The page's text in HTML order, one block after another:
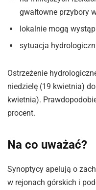
gwałtowne przybory
lokalnie mogą
sytuacja
Ostrzeżenie
niedzielę (19 kwietnia)
kwietnia).
procent.
Na co uważać?
Synoptycy apelują o
w rejonach górskich i